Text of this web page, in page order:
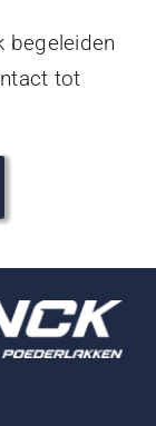
begeleiden
tot